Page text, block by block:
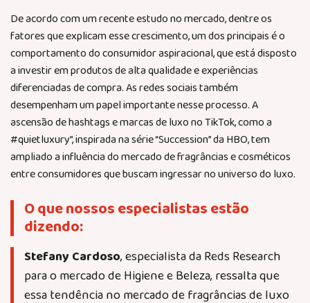
De acordo com um recente estudo no mercado, dentre os
fatores que explicam esse crescimento, um dos principais é o
comportamento do consumidor aspiracional, que está disposto
a investir em produtos de alta qualidade e experiências
diferenciadas de compra. As redes sociais também
desempenham um papel importante nesse processo. A
ascensão de hashtags e marcas de luxo no TikTok, como a
#quietluxury”, inspirada na série “Succession” da HBO, tem
ampliado a influência do mercado de fragrâncias e cosméticos
entre consumidores que buscam ingressar no universo do luxo.
O que nossos especialistas estão
dizendo:
Stefany Cardoso, especialista da Reds Research
para o mercado de Higiene e Beleza, ressalta que
essa tendência no mercado de fragrâncias de luxo